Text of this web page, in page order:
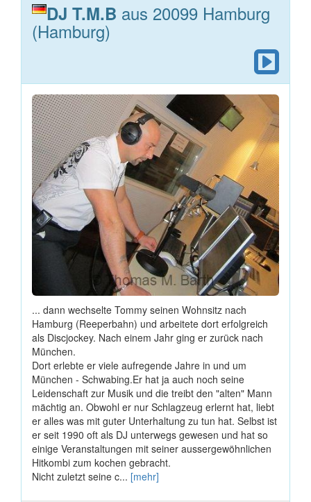
DJ T.M.B aus 20099 Hamburg
(Hamburg)
... dann wechselte Tommy seinen Wohnsitz nach
Hamburg (Reeperbahn) und arbeitete dort erfolgreich
als Discjockey. Nach einem Jahr ging er zurück nach
München.
Dort erlebte er viele aufregende Jahre in und um
München - Schwabing.Er hat ja auch noch seine
Leidenschaft zur Musik und die treibt den "alten" Mann
mächtig an. Obwohl er nur Schlagzeug erlernt hat, liebt
er alles was mit guter Unterhaltung zu tun hat. Selbst ist
er seit 1990 oft als DJ unterwegs gewesen und hat so
einige Veranstaltungen mit seiner aussergewöhnlichen
Hitkombi zum kochen gebracht.
Nicht zuletzt seine c... [mehr]